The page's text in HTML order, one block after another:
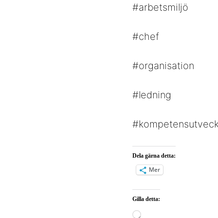
#arbetsmiljö
#chef
#organisation
#ledning
Dela gärna detta:
Mer
Gilla detta:
Laddar